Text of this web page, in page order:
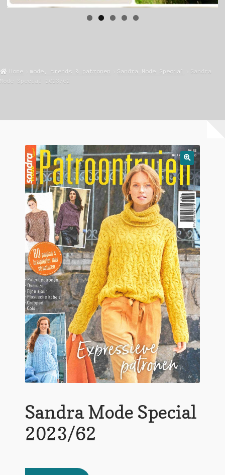
Home mode, trends & patronen Sandra Mode Special
Sandra
Mode Special 2023/62
🔍
Sandra Mode Special
2023/62